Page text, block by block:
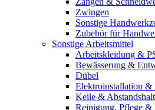
Zwingen
Sonstige
Zubehör für
Sonstige Arbeitsmittel
Arbeitskleidung &
Bewässerung &
Dübel
Elektroinstallation &
Keile &
Reinigung, Pflege &